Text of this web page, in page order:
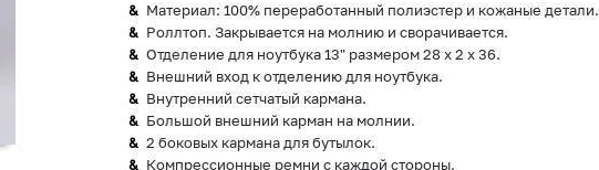
Материал: 100% переработанный полиэстер и кожаные детали.
Роллтоп. Закрывается на молнию и сворачивается.
Отделение для ноутбука 13" размером 28 х 2 х 36.
Внешний вход к отделению для ноутбука.
Внутренний сетчатый кармана.
Большой внешний карман на молнии.
2 боковых кармана для бутылок.
Компрессионные ремни с каждой стороны.